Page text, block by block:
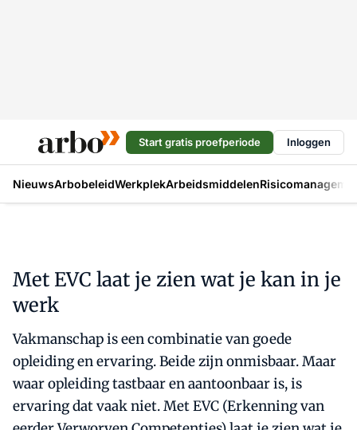
Start gratis proefperiode Inloggen
NieuwsArbobeleidWerkplekArbeidsmiddelen
Met EVC laat je zien wat je kan in je
werk
Vakmanschap is een combinatie van goede
opleiding en ervaring. Beide zijn onmisbaar. Maar
waar opleiding tastbaar en aantoonbaar is, is
ervaring dat vaak niet. Met EVC (Erkenning van